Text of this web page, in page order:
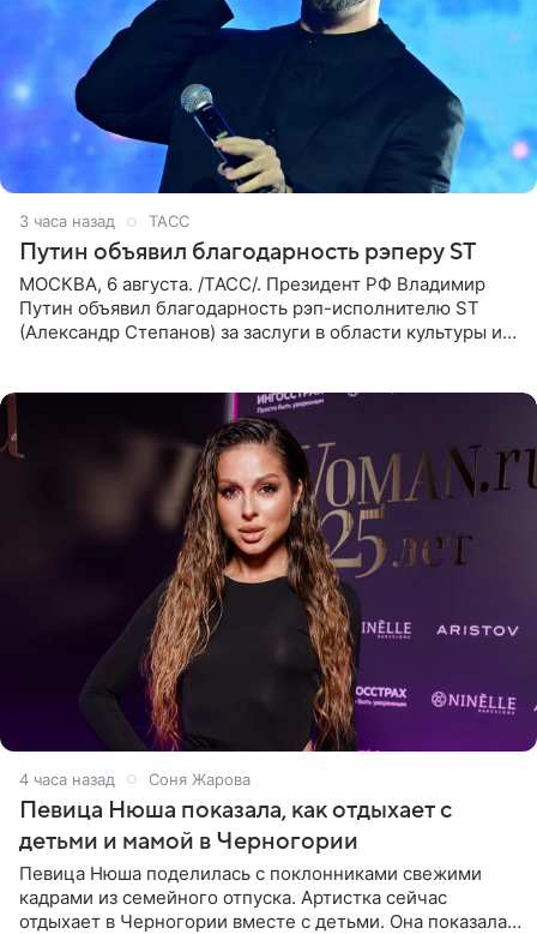
3 часа назад ТАСС
Путин объявил благодарность рэперу ST
МОСКВА, 6 августа. /ТАСС/. Президент РФ Владимир
Путин объявил благодарность рэп-исполнителю ST
(Александр Степанов) за заслуги в области культуры и
4 часа назад Соня Жарова
Певица Нюша показала, как отдыхает с
детьми и мамой в Черногории
Певица Нюша поделилась с поклонниками свежими
кадрами из семейного отпуска. Артистка сейчас
отдыхает в Черногории вместе с детьми. Она показала,